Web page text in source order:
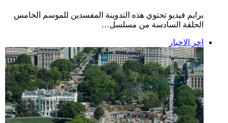
برايم فيديو تحتوي هذه التدوينة المفسدين للموسم الخامس
الحلقة السادسة من مسلسل…
اخر الاخبار